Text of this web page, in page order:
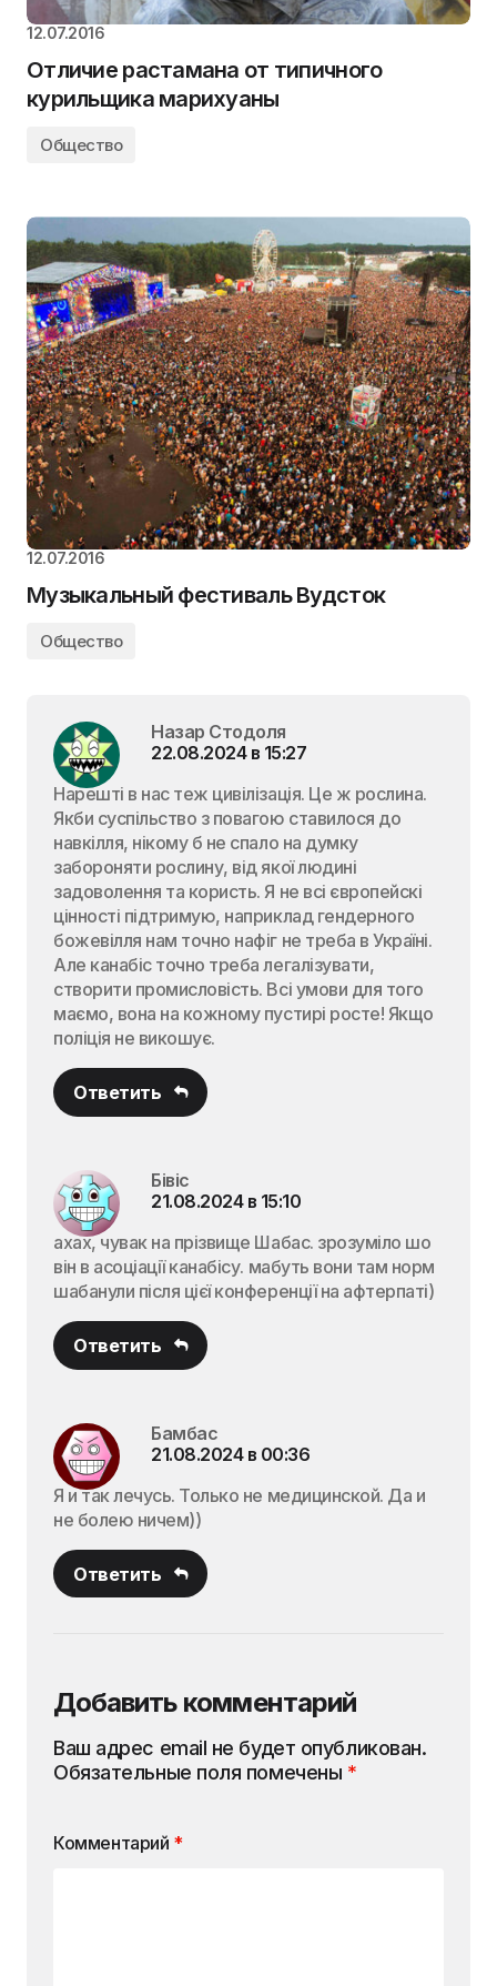
12.07.2016
Отличие растамана от типичного
курильщика марихуаны
Общество
12.07.2016
Музыкальный фестиваль Вудсток
Общество
Назар Стодоля
22.08.2024 в 15:27
Нарешті в нас теж цивілізація. Це ж рослина.
Якби суспільство з повагою ставилося до
навкілля, нікому б не спало на думку
забороняти рослину, від якої людині
задоволення та користь. Я не всі європейскі
цінності підтримую, наприклад гендерного
божевілля нам точно нафіг не треба в Україні.
Але канабіс точно треба легалізувати,
створити промисловість. Всі умови для того
маємо, вона на кожному пустирі росте! Якщо
поліція не викошує.
Ответить
Бівіс
21.08.2024 в 15:10
ахах, чувак на прізвище Шабас. зрозуміло шо
він в асоціації канабісу. мабуть вони там норм
шабанули після цієї конференції на афтерпаті)
Ответить
Бамбас
21.08.2024 в 00:36
Я и так лечусь. Только не медицинской. Да и
не болею ничем))
Ответить
Добавить комментарий
Ваш адрес email не будет опубликован.
Обязательные поля помечены *
Комментарий *